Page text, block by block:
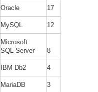
Oracle 17
MySQL 12
Microsoft
SQL Server
8
IBM Db2 4
MariaDB 3